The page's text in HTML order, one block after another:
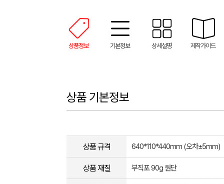
상품정보 기본정보 상세설명 제작가이드
상품 기본정보
상품 규격 640*110*440mm (오차±5mm)
상품 재질 부직포 90g 원단